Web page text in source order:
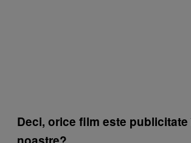
Deci, orice film este publicitate